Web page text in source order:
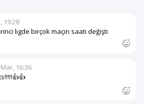
19:28
ligde birçok maçın saati değişti
16:36